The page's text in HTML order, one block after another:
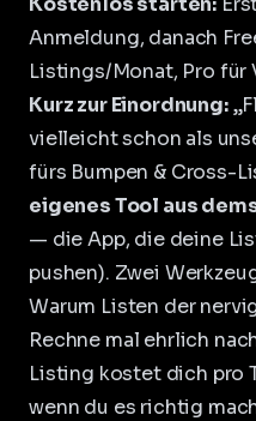
Anmeldung, danach
Listings/Monat, Pro für
Kurz zur Einordnung:
vielleicht schon als
fürs Bumpen & Cross-
eigenes Tool aus
— die App, die deine
pushen). Zwei
Warum Listen der
Rechne mal ehrlich
Listing kostet dich pro
wenn du es richtig